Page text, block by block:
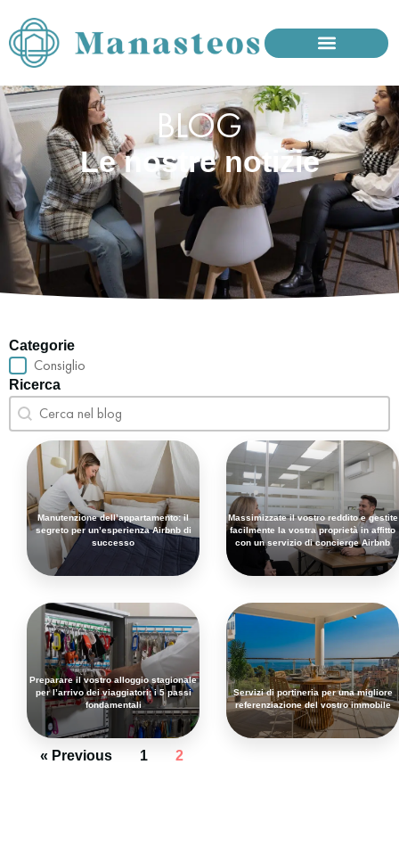
BLOG
Le nostre notizie
Categorie
Catégories
Consiglio
Ricerca
Rechercher
Search content
Manutenzione dell’appartamento: il
segreto per un’esperienza Airbnb di
successo
Massimizzate il vostro reddito e gestite
facilmente la vostra proprietà in affitto
con un servizio di concierge Airbnb
Preparare il vostro alloggio stagionale
per l’arrivo dei viaggiatori: i 5 passi
fondamentali
Servizi di portineria per una migliore
referenziazione del vostro immobile
« Previous 1 2